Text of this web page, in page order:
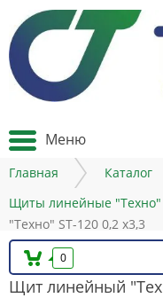
Меню
Главная Каталог
Щиты линейные "Техно"
"Техно" ST-120 0,2 х3,3
Щит линейный
0